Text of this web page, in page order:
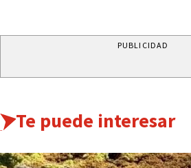
PUBLICIDAD
Te puede interesar